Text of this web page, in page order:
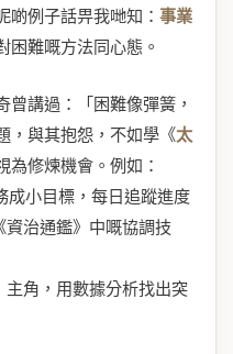
啲例子話畀我哋知： 事業
困難嘅方法同心態。
曾講過：「困難像彈簧，
，與其抱怨，不如學《太
為修煉機會。例如：
成小目標，每日追蹤進度
資治通鑑》中嘅協調技
主角，用數據分析找出突